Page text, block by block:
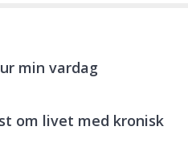
min vardag
om livet med kronisk